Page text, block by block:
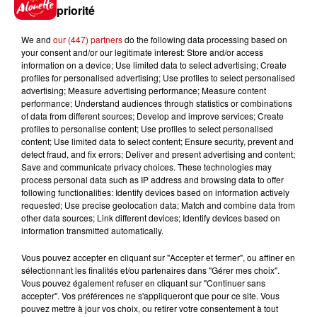
6 août 2026
Invasion de physalies sur des
plages du Sud-Ouest
6 août 2026
À LA UNE : affaire Manon
Relandeau, musée cambriolé et
Amel Bent en...
Jeux Voir plus
priorité
We and our (447) partnersdo the following data processing based on
your consent and/or our legitimate interest: Store and/or access
information on a device; Use limited data to select advertising; Create
profiles for personalised advertising; Use profiles to select personalised
advertising; Measure advertising performance; Measure content
performance; Understand audiences through statistics or combinations
of data from different sources; Develop and improve services; Create
profiles to personalise content; Use profiles to select personalised
content; Use limited data to select content; Ensure security, prevent and
detect fraud, and fix errors; Deliver and present advertising and content;
Save and communicate privacy choices. These technologies may
process personal data such as IP address and browsing data to offer
following functionalities: Identify devices based on information actively
requested; Use precise geolocation data; Match and combine data from
other data sources; Link different devices; Identify devices based on
information transmitted automatically.
Vous pouvez accepter en cliquant sur "Accepter et fermer", ou affiner en
sélectionnant les finalités et/ou partenaires dans "Gérer mes choix".
Vous pouvez également refuser en cliquant sur "Continuer sans
accepter". Vos préférences ne s'appliqueront que pour ce site. Vous
pouvez mettre à jour vos choix, ou retirer votre consentement à tout